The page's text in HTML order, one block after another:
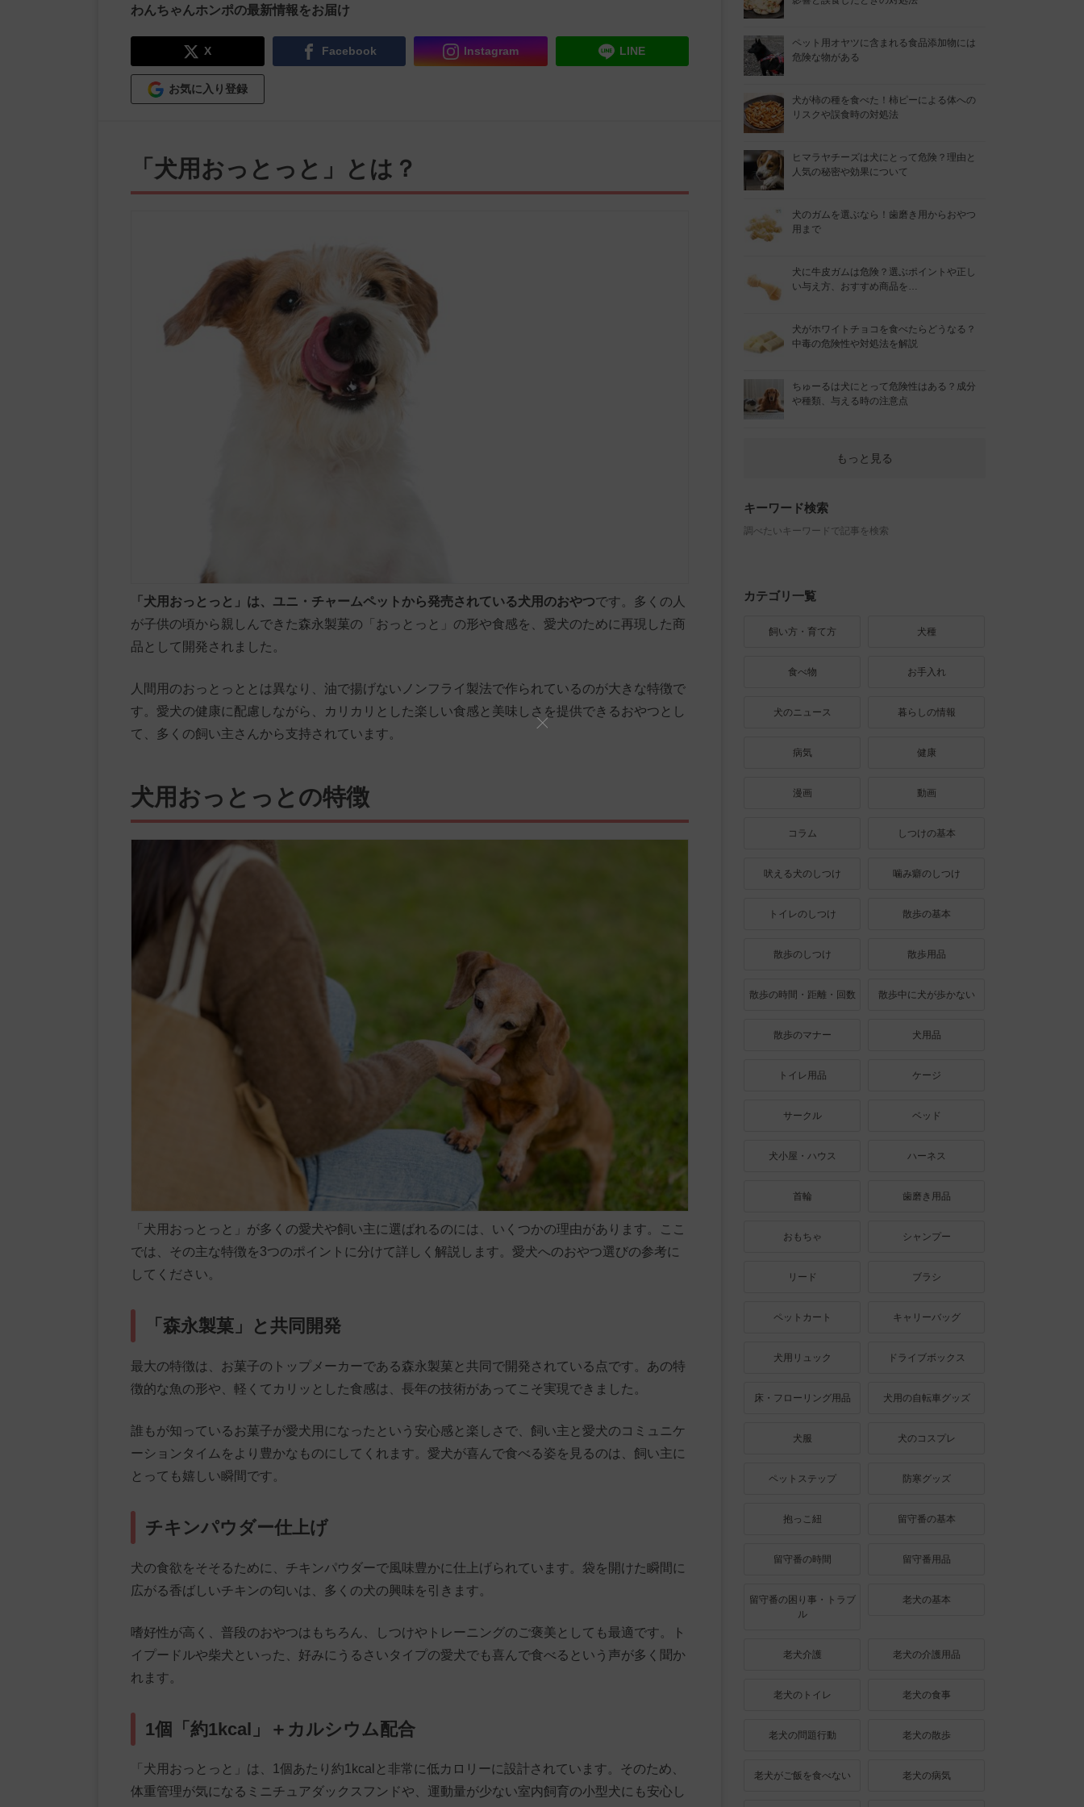
わんちゃんホンポの最新情報をお届け
X Facebook Instagram LINE
お気に入り登録
「犬用おっとっと」とは？
「犬用おっとっと」は、ユニ・チャームペットから発売されている犬用のおやつです。多くの人
が子供の頃から親しんできた森永製菓の「おっとっと」の形や食感を、愛犬のために再現した商
品として開発されました。
人間用のおっとっととは異なり、油で揚げないノンフライ製法で作られているのが大きな特徴で
す。愛犬の健康に配慮しながら、カリカリとした楽しい食感と美味しさを提供できるおやつとし
て、多くの飼い主さんから支持されています。
犬用おっとっとの特徴
「犬用おっとっと」が多くの愛犬や飼い主に選ばれるのには、いくつかの理由があります。ここ
では、その主な特徴を3つのポイントに分けて詳しく解説します。愛犬へのおやつ選びの参考に
してください。
「森永製菓」と共同開発
最大の特徴は、お菓子のトップメーカーである森永製菓と共同で開発されている点です。あの特
徴的な魚の形や、軽くてカリッとした食感は、長年の技術があってこそ実現できました。
誰もが知っているお菓子が愛犬用になったという安心感と楽しさで、飼い主と愛犬のコミュニケ
ーションタイムをより豊かなものにしてくれます。愛犬が喜んで食べる姿を見るのは、飼い主に
とっても嬉しい瞬間です。
チキンパウダー仕上げ
犬の食欲をそそるために、チキンパウダーで風味豊かに仕上げられています。袋を開けた瞬間に
広がる香ばしいチキンの匂いは、多くの犬の興味を引きます。
嗜好性が高く、普段のおやつはもちろん、しつけやトレーニングのご褒美としても最適です。ト
イプードルや柴犬といった、好みにうるさいタイプの愛犬でも喜んで食べるという声が多く聞か
れます。
1個「約1kcal」＋カルシウム配合
「犬用おっとっと」は、1個あたり約1kcalと非常に低カロリーに設計されています。そのため、
体重管理が気になるミニチュアダックスフンドや、運動量が少ない室内飼育の小型犬にも安心し
ペット用オヤツに含まれる食品添加物には
危険な物がある
犬が柿の種を食べた！柿ピーによる体への
リスクや誤食時の対処法
ヒマラヤチーズは犬にとって危険？理由と
人気の秘密や効果について
犬のガムを選ぶなら！歯磨き用からおやつ
用まで
犬に牛皮ガムは危険？選ぶポイントや正し
い与え方、おすすめ商品を…
犬がホワイトチョコを食べたらどうなる？
中毒の危険性や対処法を解説
ちゅーるは犬にとって危険性はある？成分
や種類、与える時の注意点
もっと見る
キーワード検索
調べたいキーワードで記事を検索
カテゴリ一覧
飼い方・育て方 犬種
食べ物 お手入れ
犬のニュース 暮らしの情報
病気 健康
漫画 動画
コラム しつけの基本
吠える犬のしつけ 噛み癖のしつけ
トイレのしつけ 散歩の基本
散歩のしつけ 散歩用品
散歩の時間・距離・回数 散歩中に犬が歩かない
散歩のマナー 犬用品
トイレ用品 ケージ
サークル ベッド
犬小屋・ハウス ハーネス
首輪 歯磨き用品
おもちゃ シャンプー
リード ブラシ
ペットカート キャリーバッグ
犬用リュック ドライブボックス
床・フローリング用品 犬用の自転車グッズ
犬服 犬のコスプレ
ペットステップ 防寒グッズ
抱っこ紐 留守番の基本
留守番の時間 留守番用品
留守番の困り事・トラブ
ル
老犬の基本
老犬介護 老犬の介護用品
老犬のトイレ 老犬の食事
老犬の問題行動 老犬の散歩
老犬がご飯を食べない 老犬の病気